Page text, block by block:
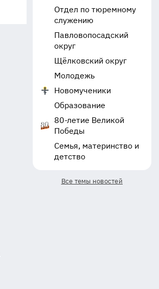
Отдел по тюремному
служению
Павловопосадский
округ
Щёлковский округ
Молодежь
Новомученики
Образование
80-летие Великой
Победы
Семья, материнство и
детство
Все темы новостей